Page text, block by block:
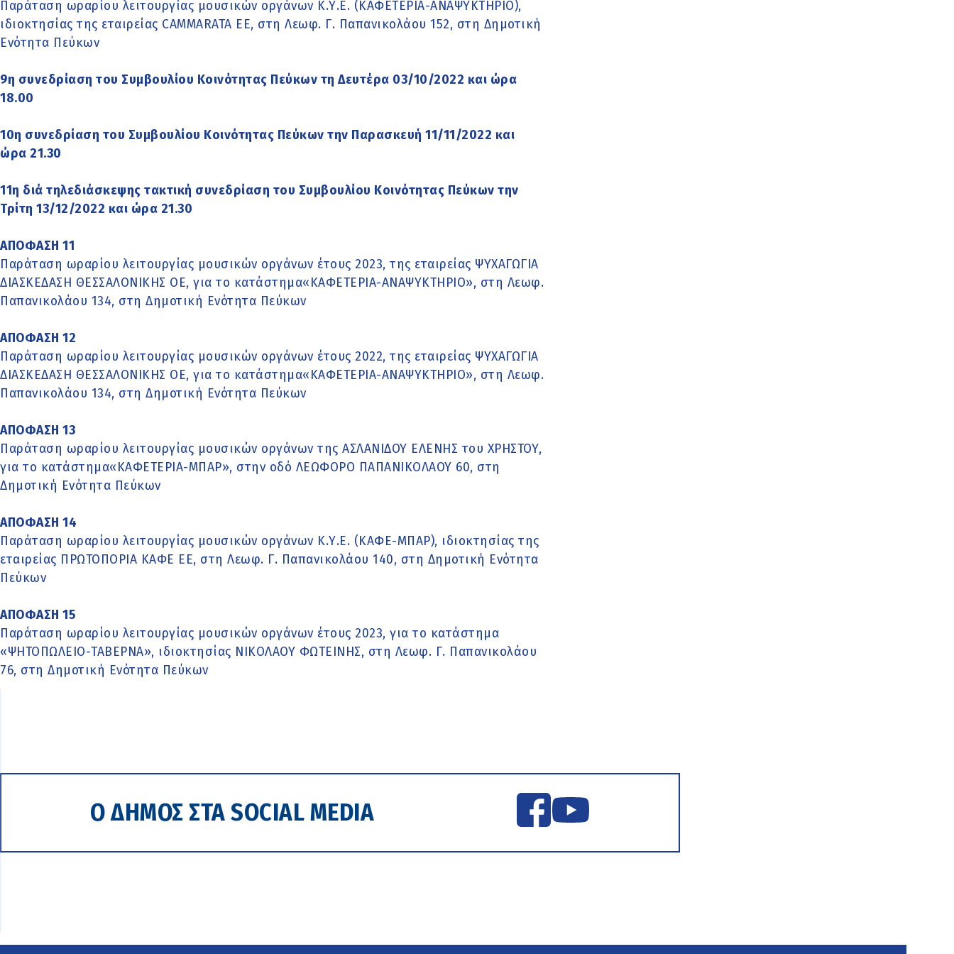
Παράταση ωραρίου λειτουργίας μουσικών οργάνων Κ.Υ.Ε. (ΚΑΦΕΤΕΡΙΑ-ΑΝΑΨΥΚΤΗΡΙΟ),
ιδιοκτησίας της εταιρείας CAMMARATA EE, στη Λεωφ. Γ. Παπανικολάου 152, στη Δημοτική
Ενότητα Πεύκων
9η συνεδρίαση του Συμβουλίου Κοινότητας Πεύκων τη Δευτέρα 03/10/2022 και ώρα
18.00
10η συνεδρίαση του Συμβουλίου Κοινότητας Πεύκων την Παρασκευή 11/11/2022 και
ώρα 21.30
11η διά τηλεδιάσκεψης τακτική συνεδρίαση του Συμβουλίου Κοινότητας Πεύκων την
Τρίτη 13/12/2022 και ώρα 21.30
ΑΠΟΦΑΣΗ 11
Παράταση ωραρίου λειτουργίας μουσικών οργάνων έτους 2023, της εταιρείας ΨΥΧΑΓΩΓΙΑ
ΔΙΑΣΚΕΔΑΣΗ ΘΕΣΣΑΛΟΝΙΚΗΣ ΟΕ, για το κατάστημα«ΚΑΦΕΤΕΡΙΑ-ΑΝΑΨΥΚΤΗΡΙΟ», στη Λεωφ.
Παπανικολάου 134, στη Δημοτική Ενότητα Πεύκων
ΑΠΟΦΑΣΗ 12
Παράταση ωραρίου λειτουργίας μουσικών οργάνων έτους 2022, της εταιρείας ΨΥΧΑΓΩΓΙΑ
ΔΙΑΣΚΕΔΑΣΗ ΘΕΣΣΑΛΟΝΙΚΗΣ ΟΕ, για το κατάστημα«ΚΑΦΕΤΕΡΙΑ-ΑΝΑΨΥΚΤΗΡΙΟ», στη Λεωφ.
Παπανικολάου 134, στη Δημοτική Ενότητα Πεύκων
ΑΠΟΦΑΣΗ 13
Παράταση ωραρίου λειτουργίας μουσικών οργάνων της ΑΣΛΑΝΙΔΟΥ ΕΛΕΝΗΣ του ΧΡΗΣΤΟΥ,
για το κατάστημα«ΚΑΦΕΤΕΡΙΑ-ΜΠΑΡ», στην οδό ΛΕΩΦΟΡΟ ΠΑΠΑΝΙΚΟΛΑΟΥ 60, στη
Δημοτική Ενότητα Πεύκων
ΑΠΟΦΑΣΗ 14
Παράταση ωραρίου λειτουργίας μουσικών οργάνων Κ.Υ.Ε. (ΚΑΦΕ-ΜΠΑΡ), ιδιοκτησίας της
εταιρείας ΠΡΩΤΟΠΟΡΙΑ ΚΑΦΕ ΕΕ, στη Λεωφ. Γ. Παπανικολάου 140, στη Δημοτική Ενότητα
Πεύκων
ΑΠΟΦΑΣΗ 15
Παράταση ωραρίου λειτουργίας μουσικών οργάνων έτους 2023, για το κατάστημα
«ΨΗΤΟΠΩΛΕΙΟ-ΤΑΒΕΡΝΑ», ιδιοκτησίας ΝΙΚΟΛΑΟΥ ΦΩΤΕΙΝΗΣ, στη Λεωφ. Γ. Παπανικολάου
76, στη Δημοτική Ενότητα Πεύκων
Ο ΔΗΜΟΣ ΣΤΑ SOCIAL MEDIA